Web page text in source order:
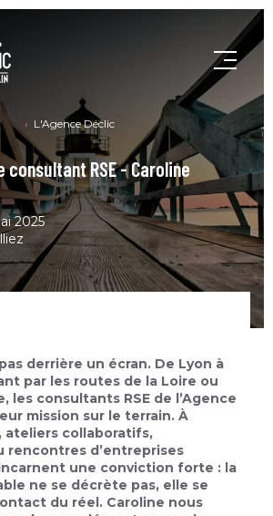
L'Agence Déclic
consultant RSE - Caroline
2025
derrière un écran. De Lyon à
par les routes de la Loire ou
les consultants RSE de l’Agence
mission sur le terrain. À
ateliers collaboratifs,
rencontres d’entreprises
une conviction forte : la
ne se décrète pas, elle se
du réel. Caroline nous